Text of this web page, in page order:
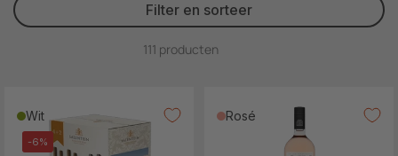
111 producten
Filter en sorteer
Wit
-6%
Rosé